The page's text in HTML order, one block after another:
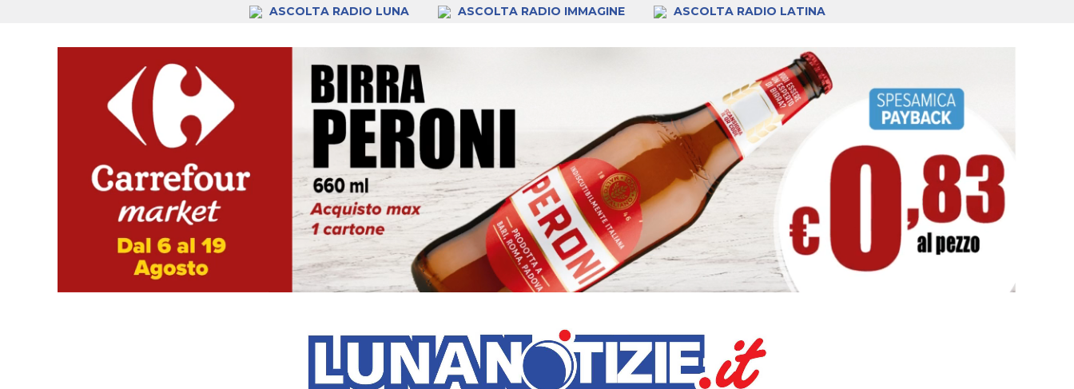
ASCOLTA RADIO LUNA ASCOLTA RADIO IMMAGINE ASCOLTA RADIO LATINA